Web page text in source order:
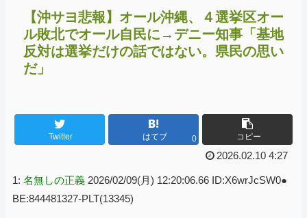
【沖サヨ悲報】オール沖縄、４選挙区オー
ル敗北でオール自民に→デニー知事「基地
反対は選挙だけの話ではない。県民の思い
だ」
Twitter はてブ 0 コピー
2026.02.10 4:27
1: 名無しの正義 2026/02/09(月) 12:20:06.66 ID:X6wrJcSW0●
BE:844481327-PLT(13345)